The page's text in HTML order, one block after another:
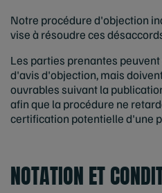
Notre procédure d'objection
vise à résoudre ces
Les parties prenantes
d'avis d'objection, mais
ouvrables suivant la
afin que la procédure ne
certification potentielle d'une
NOTATION ET